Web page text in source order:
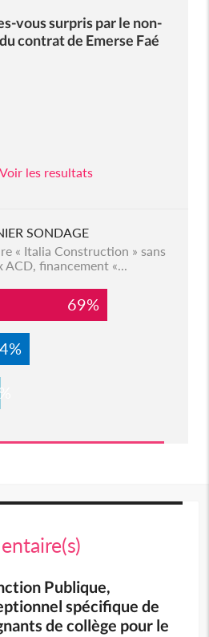
vous surpris par le non-
contrat de Emerse Faé
les resultats
SONDAGE
« Italia Construction » sans
ACD, financement «...
69%
Publique,
spécifique de
de collège pour le